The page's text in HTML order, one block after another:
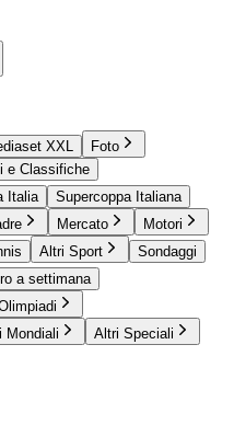
XXL
Foto
e Classifiche
Italia
Supercoppa Italiana
Mercato
Motori
Altri Sport
Sondaggi
a settimana
Mondiali Altri Speciali